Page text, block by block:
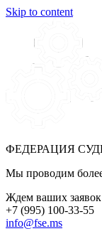
Skip to content
ФЕДЕРАЦИЯ
Мы проводим
Ждем ваших
+7 (995) 100-33-55
info@fse.ms